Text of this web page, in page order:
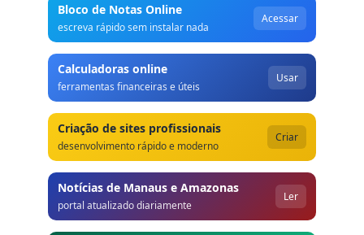
Bloco de Notas Online
escreva rápido sem instalar nada
Acessar
Calculadoras online
ferramentas financeiras e úteis
Usar
Criação de sites profissionais
desenvolvimento rápido e moderno
Criar
Notícias de Manaus e Amazonas
portal atualizado diariamente
Ler